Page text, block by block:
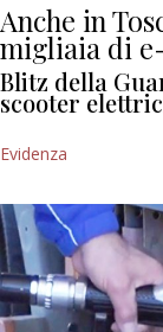
Anche in
migliaia di
Blitz della
scooter
Evidenza